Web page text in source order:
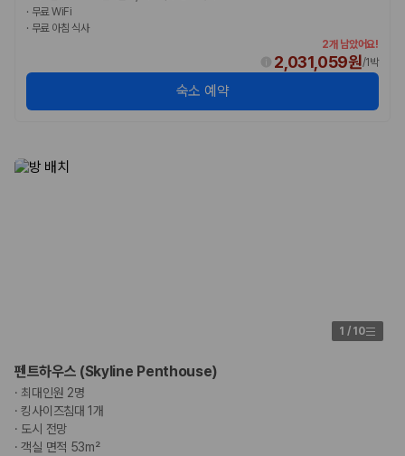
· 무료 WiFi
· 무료 아침 식사
2개 남았어요!
2,031,059원/1박
숙소 예약
1 / 10
펜트하우스 (Skyline Penthouse)
· 최대인원 2명
·킹사이즈침대 1개
· 도시 전망
·객실 면적 53m²